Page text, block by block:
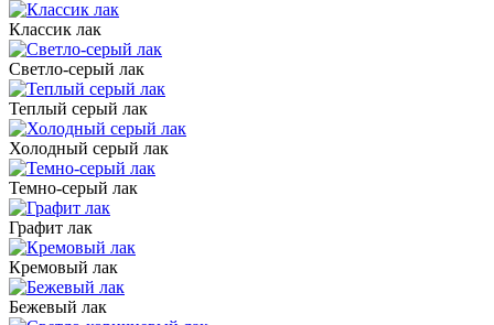
Классик лак
Светло-серый лак
Теплый серый лак
Холодный серый лак
Темно-серый лак
Графит лак
Кремовый лак
Бежевый лак